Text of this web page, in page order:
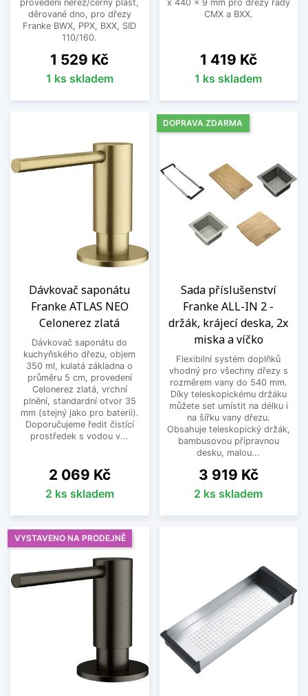
provedení nerez/černý plast,
děrované dno, pro dřezy
Franke BWX, PPX, BXX, SID
110/160.
Cena
1 529 Kč
1 ks skladem
x 440 x 9 mm pro dřezy řady
CMX a BXX.
Cena
1 419 Kč
1 ks skladem
Dávkovač saponátu
Franke ATLAS NEO
Celonerez zlatá
Dávkovač saponátu do
kuchyňského dřezu, objem
350 ml, kulatá základna o
průměru 5 cm, provedení
Celonerez zlatá, vrchní
plnění, standardní otvor 35
mm (stejný jako pro baterii).
Doporučujeme ředit čistící
prostředek s vodou v...
Cena
2 069 Kč
2 ks skladem
Sada příslušenství
Franke ALL-IN 2 -
držák, krájecí deska, 2x
miska a víčko
Flexibilní systém doplňků
vhodný pro všechny dřezy s
rozměrem vany do 540 mm.
Díky teleskopickému držáku
můžete set umístit na délku i
na šířku vany dřezu.
Obsahuje teleskopický držák,
bambusovou přípravnou
desku, malou...
Cena
3 919 Kč
2 ks skladem
DOPRAVA ZDARMA
VYSTAVENO NA PRODEJNĚ